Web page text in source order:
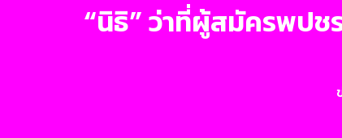
“นิธิ” ว่าที่ผู้สมัครพป